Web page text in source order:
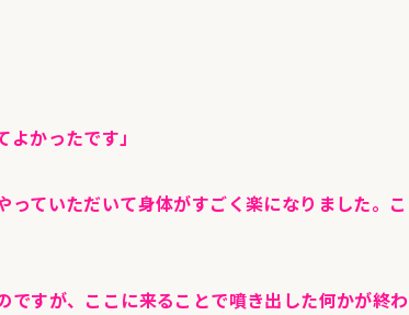
かったです」
っていただいて身体がすごく楽になりました。こ
ですが、ここに来ることで噴き出した何かが終わ